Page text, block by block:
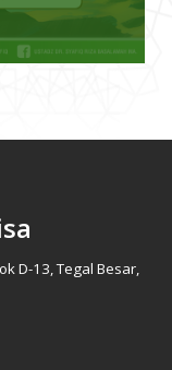
D-13, Tegal Besar,